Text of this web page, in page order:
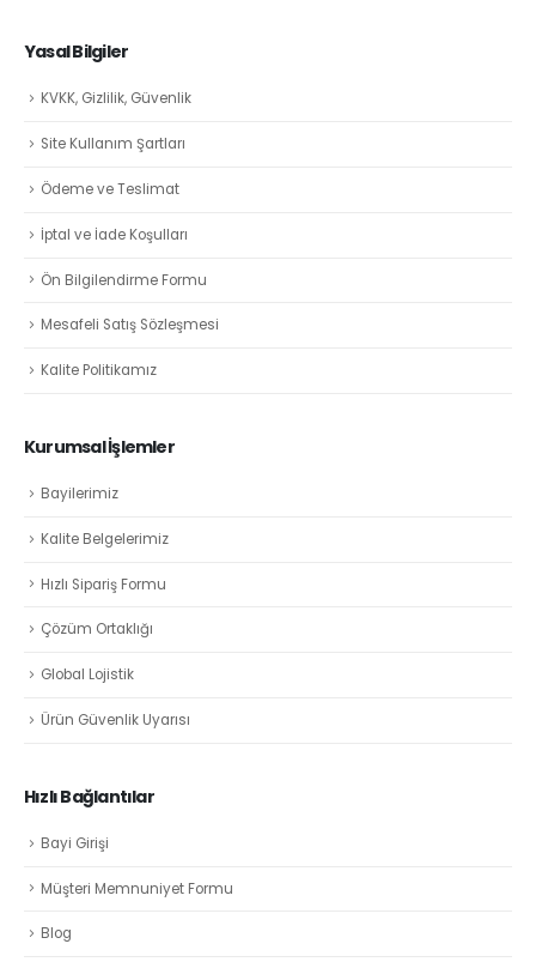
Yasal Bilgiler
KVKK, Gizlilik, Güvenlik
Site Kullanım Şartları
Ödeme ve Teslimat
İptal ve İade Koşulları
Ön Bilgilendirme Formu
Mesafeli Satış Sözleşmesi
Kalite Politikamız
Kurumsal İşlemler
Bayilerimiz
Kalite Belgelerimiz
Hızlı Sipariş Formu
Çözüm Ortaklığı
Global Lojistik
Ürün Güvenlik Uyarısı
Hızlı Bağlantılar
Bayi Girişi
Müşteri Memnuniyet Formu
Blog